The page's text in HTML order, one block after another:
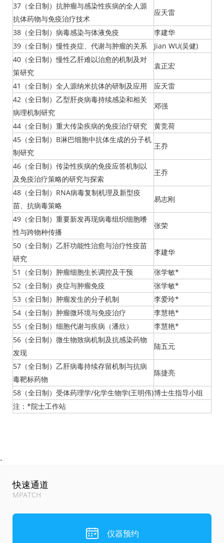
37（全日制）抗肿瘤与感染性疾病的全人源
抗体药物与免疫治疗技术
应天雷
38（全日制）病毒感染与体液免疫
李建华
39（全日制）慢性炎症、代谢与肿瘤的关系
Jian WU(吴健)
40（全日制）慢性乙肝难以治愈的机制及对
策研究
袁正宏
41（全日制）全人源纳米抗体的研制及应用
应天雷
42（全日制）乙型肝炎病毒持续感染和相关
病理机制研究
邓强
44（全日制）重大传染疾病的免疫治疗研究
黄竞荷
45（全日制）B淋巴细胞中抗体生成的分子机
制研究
王乔
46（全日制）传染性疾病的免疫应答机制以
及免疫治疗策略的研究与探索
王乔
48（全日制）RNA病毒复制机理及新型疫
苗、抗病毒策略
易志刚
49（全日制）重要新发再现病毒组织细胞嗜
性与跨物种传播
张荣
50（全日制）乙肝功能性治愈与治疗性疫苗
研究
李建华
51（全日制）肿瘤细胞生长调控及干预
张学敏*
52（全日制）炎症与肿瘤免疫
张学敏*
53（全日制）肿瘤发生的分子机制
李爱玲*
54（全日制）肿瘤微环境与免疫治疗
李慧艳*
55（全日制）细胞代谢与疾病（潘欣）
李慧艳*
56（全日制）微生物致病机制及抗感染药物
发现
陆五元
57（全日制）乙肝病毒持续存留机制与抗病
毒靶标药物
陈捷亮
58（全日制）受体药理学/化学生物学(王明伟)博士生指导小组
注：*院士工作站
-
快速通道
MPATCH
仪器预约